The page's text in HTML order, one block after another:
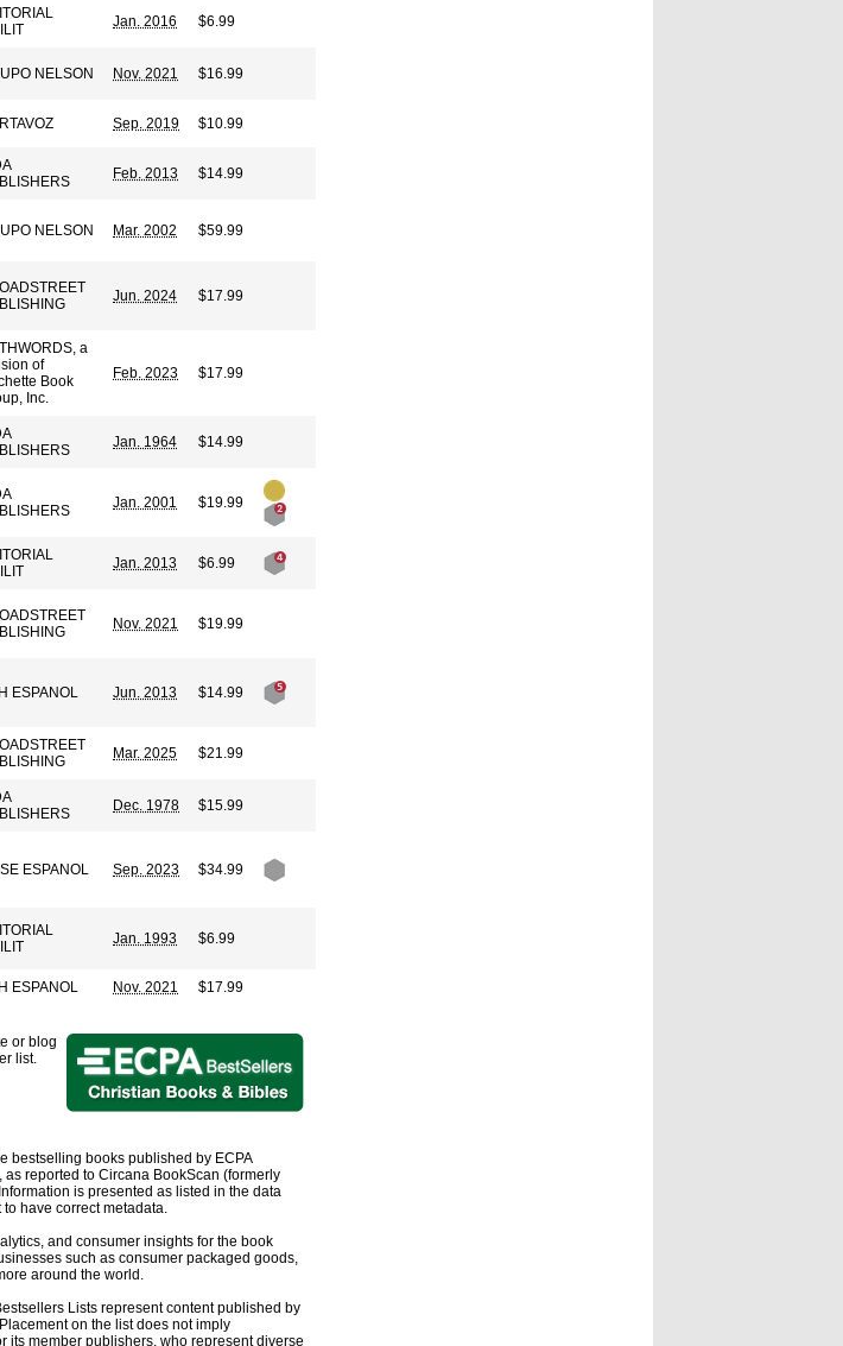
Jan. 2016 $6.99
NELSON Nov. 2021 $16.99
Sep. 2019 $10.99
Feb. 2013 $14.99
NELSON Mar. 2002 $59.99
Jun. 2024 $17.99
a
of
Book
Inc.
Feb. 2023 $17.99
Jan. 1964 $14.99
Jan. 2001 $19.99
Jan. 2013 $6.99
Nov. 2021 $19.99
ESPANOL Jun. 2013 $14.99
Mar. 2025 $21.99
Dec. 1978 $15.99
ESPANOL Sep. 2023 $34.99
Jan. 1993 $6.99
ESPANOL Nov. 2021 $17.99
or blog
list.
bestselling books published by ECPA
reported to Circana BookScan (formerly
is presented as listed in the data
have correct metadata.
and consumer insights for the book
such as consumer packaged goods,
around the world.
Lists represent content published by
on the list does not imply
its member publishers, who represent diverse